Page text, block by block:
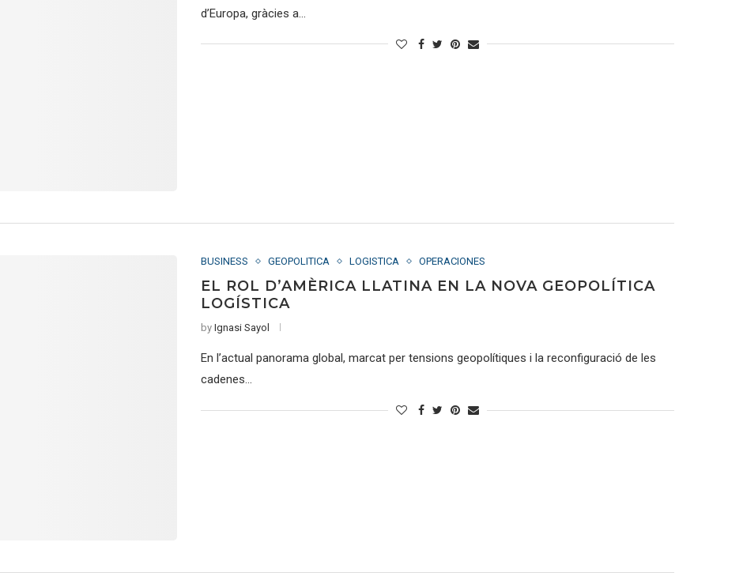
d’Europa, gràcies a…
BUSINESS GEOPOLITICA LOGISTICA OPERACIONES
EL ROL D’AMÈRICA LLATINA EN LA NOVA GEOPOLÍTICA
LOGÍSTICA
byIgnasi Sayol
En l’actual panorama global, marcat per tensions geopolítiques i la reconfiguració de les
cadenes…